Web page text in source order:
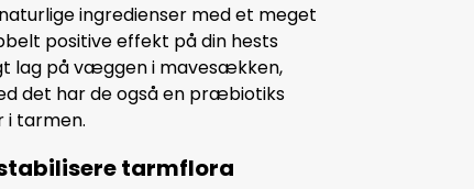
ingredienser med et meget
positive effekt på din hests
lag på væggen i mavesækken,
det har de også en præbiotiks
tarmen.
tarmflora